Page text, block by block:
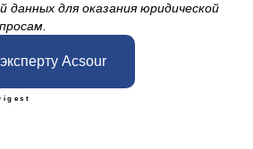
данных для оказания юридической
Acsour